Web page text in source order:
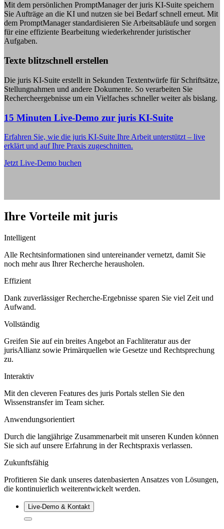
Mit dem persönlichen PromptManager der juris KI-Suite speichern
Sie Aufträge an die KI und nutzen sie bei Bedarf schnell erneut. Mit
dem PromptManager standardisieren Sie Arbeitsabläufe und sorgen
für eine effiziente Bearbeitung wiederkehrender juristischer
Aufgaben.
Texte blitzschnell erstellen
Die juris KI-Suite erstellt in Sekunden Textentwürfe für Schriftsätze,
Stellungnahmen und andere Dokumente. So verarbeiten Sie
Rechercheergebnisse um ein Vielfaches schneller weiter als bislang.
15 Minuten Live-Demo zur juris KI-Suite
Erfahren Sie, wie die juris KI-Suite Ihre Arbeit unterstützt – live
erklärt und auf Ihre Praxis zugeschnitten.
Jetzt Live-Demo buchen
Ihre Vorteile mit juris
Intelligent
Alle Rechtsinformationen sind untereinander vernetzt, damit Sie
noch mehr aus Ihrer Recherche herausholen.
Effizient
Dank zuverlässiger Recherche-Ergebnisse sparen Sie viel Zeit und
Aufwand.
Vollständig
Greifen Sie auf ein breites Angebot an Fachliteratur aus der
jurisAllianz sowie Primärquellen wie Gesetze und Rechtsprechung
zu.
Interaktiv
Mit den cleveren Features des juris Portals stellen Sie den
Wissenstransfer im Team sicher.
Anwendungsorientiert
Durch die langjährige Zusammenarbeit mit unseren Kunden können
Sie sich auf unsere Erfahrung in der Rechtspraxis verlassen.
Zukunftsfähig
Profitieren Sie dank unseres datenbasierten Ansatzes von Lösungen,
die kontinuierlich weiterentwickelt werden.
Live‑Demo & Kontakt